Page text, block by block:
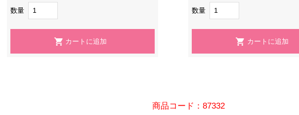
数量 数量
商品コード：87332